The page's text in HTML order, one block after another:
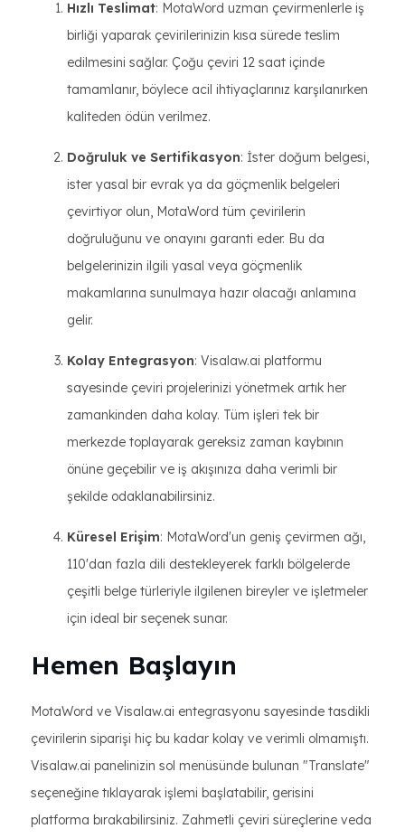
Hızlı Teslimat: MotaWord uzman çevirmenlerle iş
birliği yaparak çevirilerinizin kısa sürede teslim
edilmesini sağlar. Çoğu çeviri 12 saat içinde
tamamlanır, böylece acil ihtiyaçlarınız karşılanırken
kaliteden ödün verilmez.
Doğruluk ve Sertifikasyon: İster doğum belgesi,
ister yasal bir evrak ya da göçmenlik belgeleri
çevirtiyor olun, MotaWord tüm çevirilerin
doğruluğunu ve onayını garanti eder. Bu da
belgelerinizin ilgili yasal veya göçmenlik
makamlarına sunulmaya hazır olacağı anlamına
gelir.
Kolay Entegrasyon: Visalaw.ai platformu
sayesinde çeviri projelerinizi yönetmek artık her
zamankinden daha kolay. Tüm işleri tek bir
merkezde toplayarak gereksiz zaman kaybının
önüne geçebilir ve iş akışınıza daha verimli bir
şekilde odaklanabilirsiniz.
Küresel Erişim: MotaWord'un geniş çevirmen ağı,
110'dan fazla dili destekleyerek farklı bölgelerde
çeşitli belge türleriyle ilgilenen bireyler ve işletmeler
için ideal bir seçenek sunar.
Hemen Başlayın
MotaWord ve Visalaw.ai entegrasyonu sayesinde tasdikli
çevirilerin siparişi hiç bu kadar kolay ve verimli olmamıştı.
Visalaw.ai panelinizin sol menüsünde bulunan "Translate"
seçeneğine tıklayarak işlemi başlatabilir, gerisini
platforma bırakabilirsiniz. Zahmetli çeviri süreçlerine veda